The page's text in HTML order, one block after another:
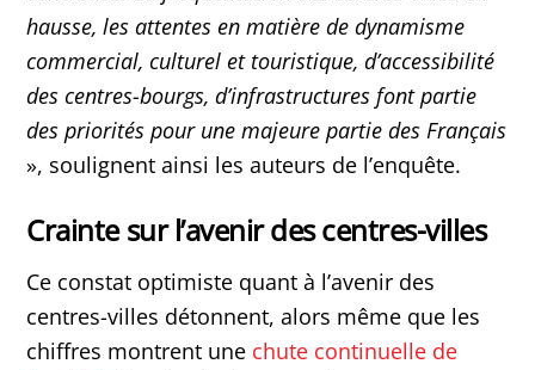
hausse, les attentes en matière de dynamisme
commercial, culturel et touristique, d’accessibilité
des centres-bourgs, d’infrastructures font partie
des priorités pour une majeure partie des Français
», soulignent ainsi les auteurs de l’enquête.
Crainte sur l’avenir des centres-villes
Ce constat optimiste quant à l’avenir des
centres-villes détonnent, alors même que les
chiffres montrent une chute continuelle de